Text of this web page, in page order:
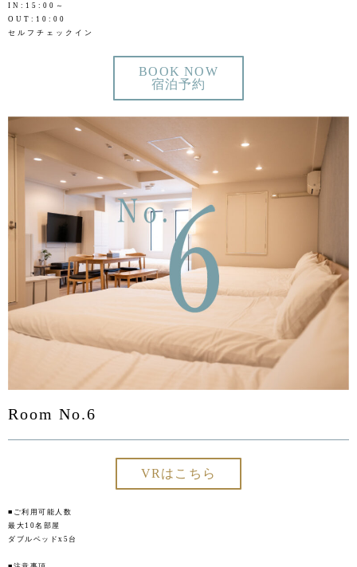
IN:15:00～
OUT:10:00
セルフチェックイン
BOOK NOW
宿泊予約
Room No.6
VRはこちら
■ご利用可能人数
最大10名部屋
ダブルベッドx5台